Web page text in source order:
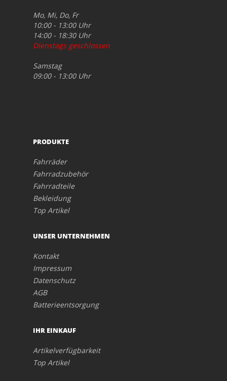
Mo, Mi, Do, Fr
10:00 - 13:00 Uhr
14:00 - 18:30 Uhr
Dienstags geschlossen
Samstag
09:00 - 13:00 Uhr
PRODUKTE
Fahrräder
Fahrradzubehör
Fahrradteile
Bekleidung
Top Artikel
UNSER UNTERNEHMEN
Kontakt
Impressum
Datenschutz
AGB
Batterieentsorgung
IHR EINKAUF
Artikelverfügbarkeit
Top Artikel